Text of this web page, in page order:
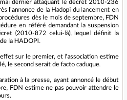
dernier attaquant le décret 2010-236
l'annonce de la Hadopi du lancement en
dès le mois de septembre, FDN
en référé demandant la suspension
(2010-872 celui-là), lequel définit la
la HADOPI.
sur le premier, et l'association estime
le second serait de facto caduque.
à la presse, ayant annoncé le début
FDN estime ne pas pouvoir attendre le